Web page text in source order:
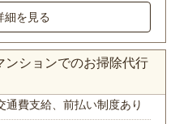
細を見る
ションでのお掃除代行
通費支給、前払い制度あり